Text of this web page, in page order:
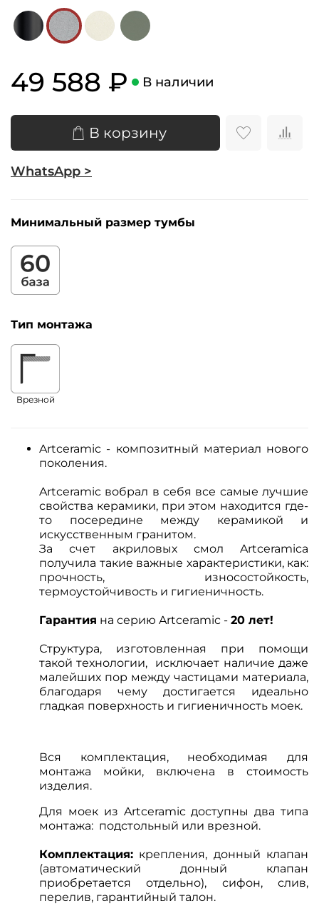
49 588 ₽ В наличии
В корзину
WhatsApp >
Минимальный размер тумбы
Тип монтажа
Врезной
Artceramic - композитный материал нового
поколения.
Artceramic вобрал в себя все самые лучшие
свойства керамики, при этом находится где-
то посередине между керамикой и
искусственным гранитом.
За счет акриловых смол Artceramica
получила такие важные характеристики, как:
прочность, износостойкость,
термоустойчивость и гигиеничность.
Гарантия на серию Artceramic - 20 лет!
Структура, изготовленная при помощи
такой технологии, исключает наличие даже
малейших пор между частицами материала,
благодаря чему достигается идеально
гладкая поверхность и гигиеничность моек.
Вся комплектация, необходимая для
монтажа мойки, включена в стоимость
изделия.
Для моек из Artceramic доступны два типа
монтажа: подстольный или врезной.
Комплектация: крепления, донный клапан
(автоматический донный клапан
приобретается отдельно), сифон, слив,
перелив, гарантийный талон.